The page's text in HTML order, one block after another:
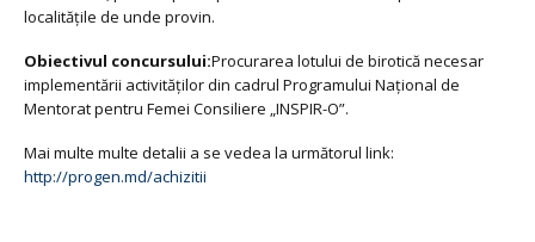
localităţile de unde provin.
Obiectivul concursului:Procurarea lotului de birotică necesar
implementării activităţilor din cadrul Programului Naţional de
Mentorat pentru Femei Consiliere „INSPIR-O”.
Mai multe multe detalii a se vedea la următorul link:
http://progen.md/achizitii